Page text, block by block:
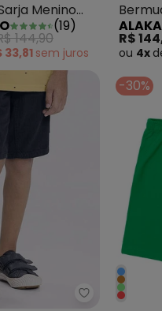
Menino
(19)
144,90
33,81 sem juros
com
R$
ou 4x
Alakazoo -
-30%